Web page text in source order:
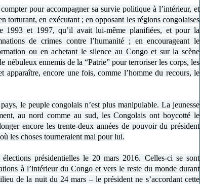
pour accompagner sa survie politique à l’intérieur, et
torturant, en exécutant ; en opposant les régions congolaises
1993 et 1997, qu’il avait lui-même planifiées, et pour la
de crimes contre l’humanité ; en encourageant le
ou en achetant le silence au Congo et sur la scène
nébuleux ennemis de la “Patrie” pour terroriser les corps, les
apparaître, encore une fois, comme l’homme du recours, le
le peuple congolais n’est plus manipulable. La jeunesse
au nord comme au sud, les Congolais ont boycotté le
encore les trente-deux années de pouvoir du président
les choses tourneraient mal pour lui.
présidentielles le 20 mars 2016. Celles-ci se sont
à l’intérieur du Congo et vers le reste du monde durant
de la nuit du 24 mars – le président ne s’accordant cette